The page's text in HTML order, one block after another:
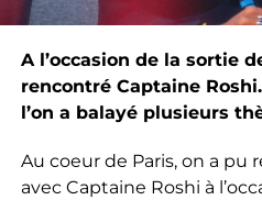
A l’occasion de la sortie
rencontré Captaine
l’on a balayé plusieurs
Au coeur de Paris, on a
avec Captaine Roshi à